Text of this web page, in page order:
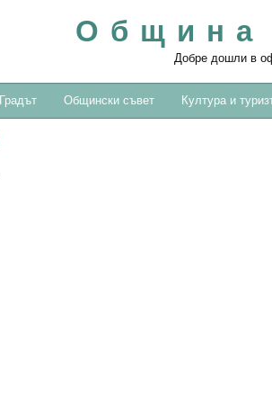
Добре дошли в
Община
Градът Общински съвет Култура и